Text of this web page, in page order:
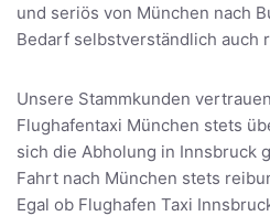
und seriös von München nach
Bedarf selbstverständlich auch
Unsere Stammkunden
Flughafentaxi München stets
sich die Abholung in Innsbruck
Fahrt nach München stets
Egal ob Flughafen Taxi